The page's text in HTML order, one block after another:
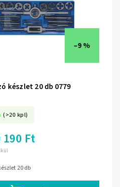
–9 %
készlet 20 db 0779
(>20 kpl)
190 Ft
20 db